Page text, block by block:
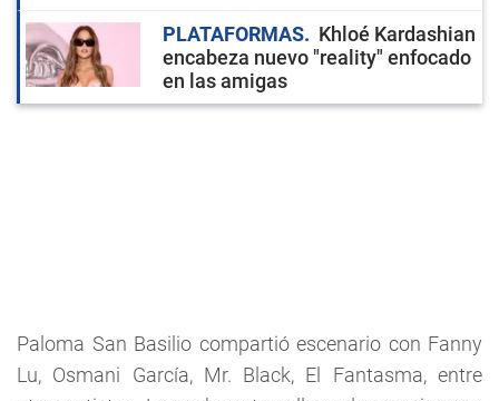
PLATAFORMAS
Khloé Kardashian
encabeza nuevo "reality" enfocado
en las amigas
Paloma San Basilio compartió escenario con Fanny
Lu, Osmani García, Mr. Black, El Fantasma, entre